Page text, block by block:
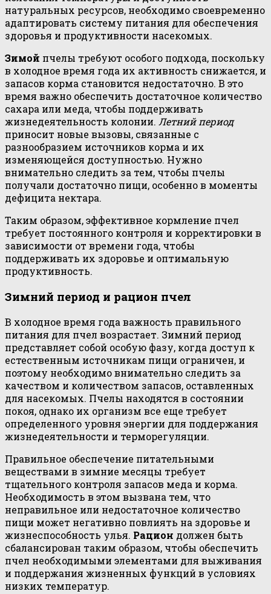
натуральных ресурсов, необходимо своевременно
адаптировать систему питания для обеспечения
здоровья и продуктивности насекомых.
Зимой пчелы требуют особого подхода, поскольку
в холодное время года их активность снижается, и
запасов корма становится недостаточно. В это
время важно обеспечить достаточное количество
сахара или меда, чтобы поддерживать
жизнедеятельность колонии. Летний период
приносит новые вызовы, связанные с
разнообразием источников корма и их
изменяющейся доступностью. Нужно
внимательно следить за тем, чтобы пчелы
получали достаточно пищи, особенно в моменты
дефицита нектара.
Таким образом, эффективное кормление пчел
требует постоянного контроля и корректировки в
зависимости от времени года, чтобы
поддерживать их здоровье и оптимальную
продуктивность.
Зимний период и рацион пчел
В холодное время года важность правильного
питания для пчел возрастает. Зимний период
представляет собой особую фазу, когда доступ к
естественным источникам пищи ограничен, и
поэтому необходимо внимательно следить за
качеством и количеством запасов, оставленных
для насекомых. Пчелы находятся в состоянии
покоя, однако их организм все еще требует
определенного уровня энергии для поддержания
жизнедеятельности и терморегуляции.
Правильное обеспечение питательными
веществами в зимние месяцы требует
тщательного контроля запасов меда и корма.
Необходимость в этом вызвана тем, что
неправильное или недостаточное количество
пищи может негативно повлиять на здоровье и
жизнеспособность улья. Рацион должен быть
сбалансирован таким образом, чтобы обеспечить
пчел необходимыми элементами для выживания
и поддержания жизненных функций в условиях
низких температур.